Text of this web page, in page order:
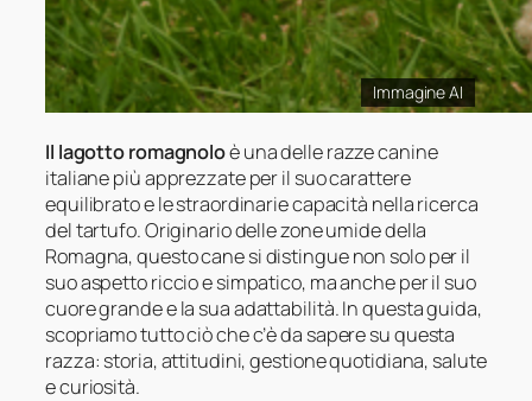
Immagine AI
Il lagotto romagnoloè una delle razze canine
italiane più apprezzate per il suo carattere
equilibrato e le straordinarie capacità nella ricerca
del tartufo. Originario delle zone umide della
Romagna, questo cane si distingue non solo per il
suo aspetto riccio e simpatico, ma anche per il suo
cuore grande e la sua adattabilità. In questa guida,
scopriamo tutto ciò che c’è da sapere su questa
razza: storia, attitudini, gestione quotidiana, salute
e curiosità.